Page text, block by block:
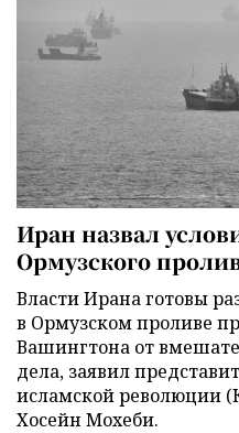
Иран назвал
Ормузского
Власти Ирана готовы
в Ормузском проливе
Вашингтона от
дела, заявил
исламской революции
Хосейн Мохеби.